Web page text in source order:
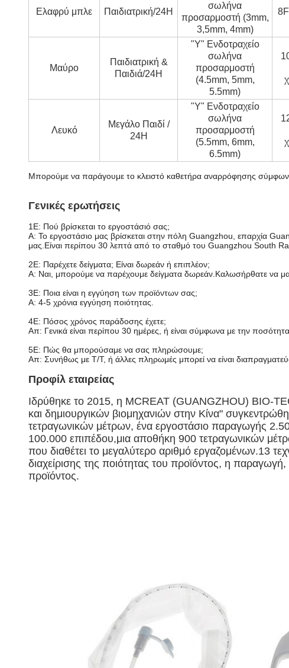
Ελαφρύ μπλε Παιδιατρική/24H
σωλήνα
προσαρμοστή (3mm,
3,5mm, 4mm)
Μαύρο
Παιδιατρική &
Παιδιά/24H
"Y" Ενδοτραχείο
σωλήνα
προσαρμοστή
(4.5mm, 5mm,
5.5mm)
Λευκό
Μεγάλο Παιδί /
24H
"Y" Ενδοτραχείο
σωλήνα
προσαρμοστή
(5.5mm, 6mm,
6.5mm)
Μπορούμε να παράγουμε το κλειστό καθετήρα αναρρόφησης
Γενικές ερωτήσεις
1Ε: Πού βρίσκεται το εργοστάσιό σας;
Α: Το εργοστάσιο μας βρίσκεται στην πόλη Guangzhou, επαρχία
μας.Είναι περίπου 30 λεπτά από το σταθμό του Guangzhou South
2Ε: Παρέχετε δείγματα; Είναι δωρεάν ή επιπλέον;
Α: Ναι, μπορούμε να παρέχουμε δείγματα δωρεάν.Καλωσήρθατε να μας
3Ε: Ποια είναι η εγγύηση των προϊόντων σας;
Α: 4-5 χρόνια εγγύηση ποιότητας.
4Ε: Πόσος χρόνος παράδοσης έχετε;
Απ: Γενικά είναι περίπου 30 ημέρες, ή είναι σύμφωνα με την ποσότητα.
5Ε: Πώς θα μπορούσαμε να σας πληρώσουμε;
Απ: Συνήθως με T/T, ή άλλες πληρωμές μπορεί να είναι
Προφίλ εταιρείας
Ιδρύθηκε το 2015, η MCREAT (GUANGZHOU) BIO-
και δημιουργικών βιομηχανιών στην Κίνα"
τετραγωνικών μέτρων, ένα εργοστάσιο παραγωγής
100.000 επιπέδου,μια αποθήκη 900 τετραγωνικών
που διαθέτει το μεγαλύτερο αριθμό εργαζομένων.13
διαχείρισης της ποιότητας του προϊόντος, η
προϊόντος.